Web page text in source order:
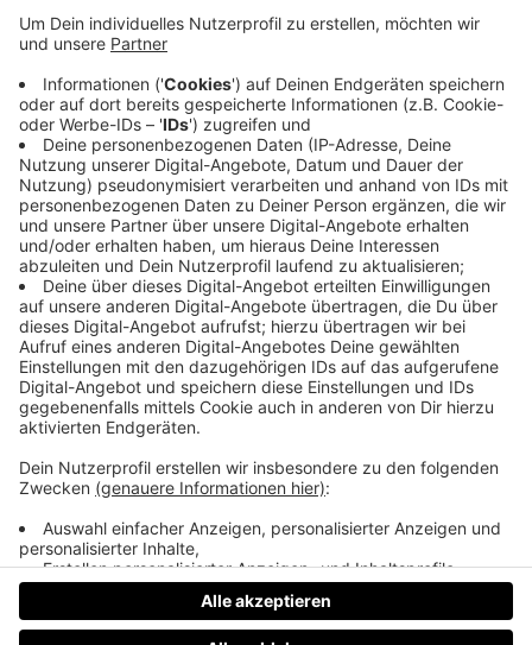
Tiefen, ehrliche Erkenntnisse und echte
Begegnungen.
Ich freue mich auf deine Nachricht: instagram:
diefarbelila_podcast
Wenn dir die Folge gefällt, freue ich mich über eine
Bewertung, Kommentar, Zeichen oder ähnliches.
Teile auf Social Media- für mehr Mut zur Echtheit.
Sei mit mir perfekt unperfekt!
📸diefarbelila_podcast
DatenschutzImpressumAGBsJobsKontaktWerben